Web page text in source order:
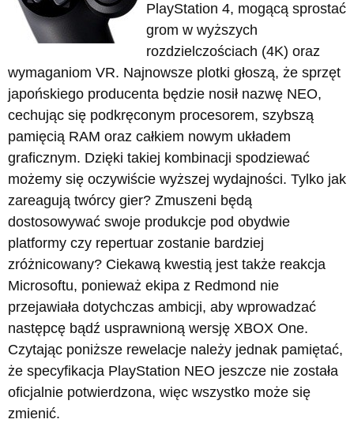
PlayStation 4, mogącą sprostać
grom w wyższych
rozdzielczościach (4K) oraz
wymaganiom VR. Najnowsze plotki głoszą, że sprzęt
japońskiego producenta będzie nosił nazwę NEO,
cechując się podkręconym procesorem, szybszą
pamięcią RAM oraz całkiem nowym układem
graficznym. Dzięki takiej kombinacji spodziewać
możemy się oczywiście wyższej wydajności. Tylko jak
zareagują twórcy gier? Zmuszeni będą
dostosowywać swoje produkcje pod obydwie
platformy czy repertuar zostanie bardziej
zróżnicowany? Ciekawą kwestią jest także reakcja
Microsoftu, ponieważ ekipa z Redmond nie
przejawiała dotychczas ambicji, aby wprowadzać
następcę bądź usprawnioną wersję XBOX One.
Czytając poniższe rewelacje należy jednak pamiętać,
że specyfikacja PlayStation NEO jeszcze nie została
oficjalnie potwierdzona, więc wszystko może się
zmienić.